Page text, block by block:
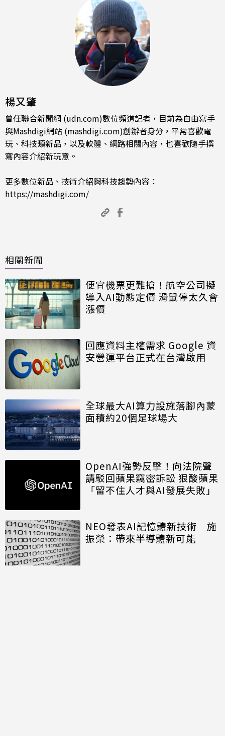
楊又肇
曾任聯合新聞網 (udn.com)數位頻道記者，目前為自由寫手
與Mashdigi網站 (mashdigi.com)創辦者身分，平常喜歡電
玩、科技類新品，以及軟體、網路相關內容，也喜歡隨手撰
寫內容介紹新玩意。
更多數位新品、技術介紹與科技趨勢內容：
https://mashdigi.com/
相關新聞
便宜機票更難搶！航空公司擬
導入AI動態定價 滑鼠停太久會
漲價
回應資料主權需求 Google 資
安營運平台正式在台灣啟用
全球最大AI算力設施落腳內蒙
面積約20個足球場大
OpenAI強勢反擊！向法院聲
請駁回蘋果竊密訴訟 狠酸蘋果
「留不住人才與AI發展失敗」
NEO發表AI記憶體新技術 施
振榮：帶來半導體新可能